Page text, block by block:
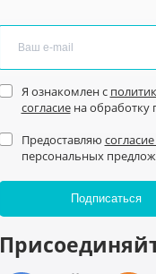
Я ознакомлен с
согласиена обработку
Предоставляю
персональных